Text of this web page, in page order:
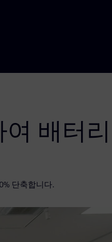
배터리
단축합니다.